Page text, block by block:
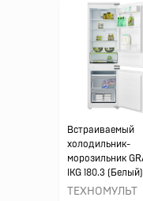
Встраиваемый
холодильник-
морозильник
IKG 180.3 (Белый)
ТЕХНОМУЛЬТ